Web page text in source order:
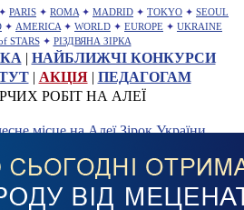
✦ PARIS ✦ ROMA ✦ MADRID ✦ TOKYO ✦ SEOUL
✦ AMERICA ✦ WORLD ✦ EUROPE ✦ UKRAINE
STARS ✦ РІЗДВЯНА ЗІРКА
| НАЙБЛИЖЧІ КОНКУРСИ
| АКЦІЯ| ПЕДАГОГАМ
РОБІТ НА АЛЕЇ